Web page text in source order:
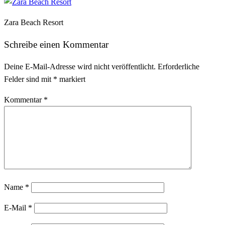
Zara Beach Resort
Schreibe einen Kommentar
Deine E-Mail-Adresse wird nicht veröffentlicht. Erforderliche
Felder sind mit * markiert
Kommentar *
Name *
E-Mail *